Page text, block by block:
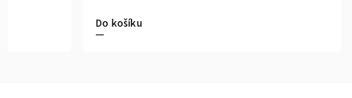
Do košíku